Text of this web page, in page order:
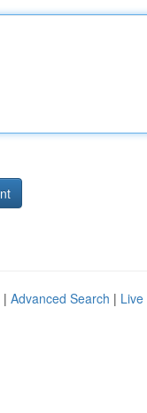
| Advanced Search | Live